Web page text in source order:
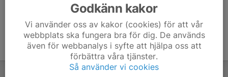
Godkänn kakor
Vi använder oss av kakor (cookies) för att vår
webbplats ska fungera bra för dig. De används
även för webbanalys i syfte att hjälpa oss att
förbättra våra tjänster.
Så använder vi cookies